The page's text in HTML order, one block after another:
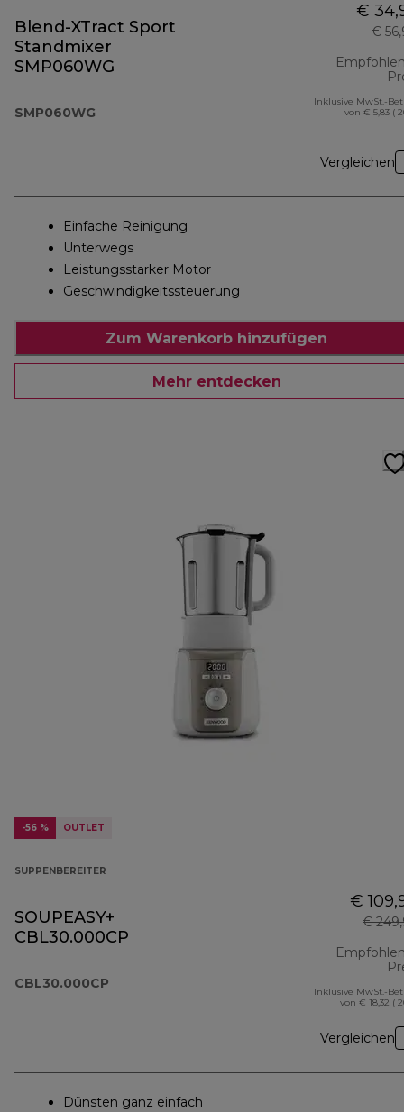
Blend-XTract Sport
Standmixer
SMP060WG
SMP060WG
€
€
Inklusive MwSt.-
von € 5,83 (
Vergleichen
Einfache Reinigung
Unterwegs
Leistungsstarker Motor
Geschwindigkeitssteuerung
Zum Warenkorb hinzufügen
Mehr entdecken
-56 % OUTLET
SUPPENBEREITER
SOUPEASY+
CBL30.000CP
CBL30.000CP
€
€
Inklusive MwSt.-
von € 18,32 (
Vergleichen
Dünsten ganz einfach